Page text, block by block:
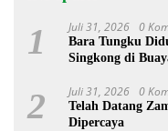
1 Juli 31, 2026 0
Bara Tungku
Singkong di
2 Juli 31, 2026 0
Telah Datang Zaman Dimana
Dipercaya